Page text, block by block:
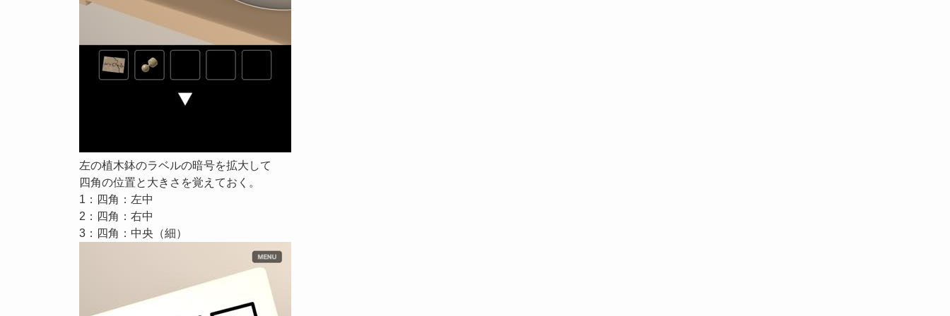
左の植木鉢のラベルの暗号を拡大して
四角の位置と大きさを覚えておく。
1：四角：左中
2：四角：右中
3：四角：中央（細）